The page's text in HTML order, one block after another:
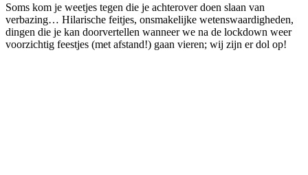
Soms kom je weetjes tegen die je achterover doen slaan van
verbazing… Hilarische feitjes, onsmakelijke wetenswaardigheden,
dingen die je kan doorvertellen wanneer we na de lockdown weer
voorzichtig feestjes (met afstand!) gaan vieren; wij zijn er dol op!